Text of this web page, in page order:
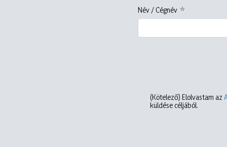
Név / Cégnév
(Kötelező) Elolvastam az
küldése céljából.